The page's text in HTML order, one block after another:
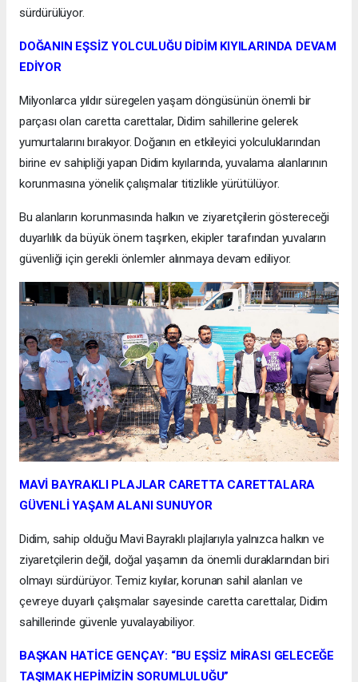
sürdürülüyor.
DOĞANIN EŞSİZ YOLCULUĞU DİDİM KIYILARINDA DEVAM
EDİYOR
Milyonlarca yıldır süregelen yaşam döngüsünün önemli bir
parçası olan caretta carettalar, Didim sahillerine gelerek
yumurtalarını bırakıyor. Doğanın en etkileyici yolculuklarından
birine ev sahipliği yapan Didim kıyılarında, yuvalama alanlarının
korunmasına yönelik çalışmalar titizlikle yürütülüyor.
Bu alanların korunmasında halkın ve ziyaretçilerin göstereceği
duyarlılık da büyük önem taşırken, ekipler tarafından yuvaların
güvenliği için gerekli önlemler alınmaya devam ediliyor.
MAVİ BAYRAKLI PLAJLAR CARETTA CARETTALARA
GÜVENLİ YAŞAM ALANI SUNUYOR
Didim, sahip olduğu Mavi Bayraklı plajlarıyla yalnızca halkın ve
ziyaretçilerin değil, doğal yaşamın da önemli duraklarından biri
olmayı sürdürüyor. Temiz kıyılar, korunan sahil alanları ve
çevreye duyarlı çalışmalar sayesinde caretta carettalar, Didim
sahillerinde güvenle yuvalayabiliyor.
BAŞKAN HATİCE GENÇAY: “BU EŞSİZ MİRASI GELECEĞE
TAŞIMAK HEPİMİZİN SORUMLULUĞU”